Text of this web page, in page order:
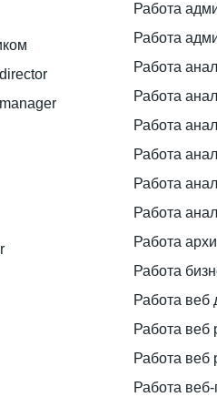
Работа
Работа
Работа
Работа
Работа
Работа
Работа
Работа
Работа
Работа
Работа веб
Работа веб
Работа веб
Работа